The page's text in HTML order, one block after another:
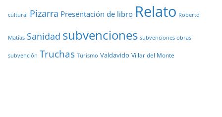
cultural Pizarra Presentación de libro Relato Roberto
Matías Sanidad subvenciones subvenciones obras
subvención Truchas Turismo Valdavido Villar del Monte